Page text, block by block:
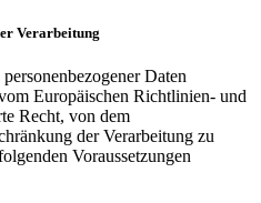
Verarbeitung
Daten
Europäischen Richtlinien- und
Recht, von dem
der Verarbeitung zu
Voraussetzungen